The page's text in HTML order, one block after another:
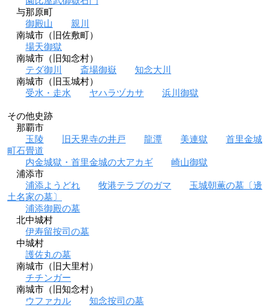
与那原町
御殿山
親川
南城市（旧佐敷町）
場天御獄
南城市（旧知念村）
テダ御川
斎場御嶽
知念大川
南城市（旧玉城村）
受水・走水
ヤハラヅカサ 浜川御獄
その他史跡
那覇市
玉陵
旧天界寺の井戸 龍潭 美連獄
首里金城
町石畳道
内金城獄・首里金城の大アカギ
崎山御獄
浦添市
浦添ようどれ
牧港テラブのガマ
玉城朝薫の墓〔邊
土名家の墓〕
浦添御殿の墓
北中城村
伊寿留按司の墓
中城村
護佐丸の墓
南城市（旧大里村）
チチンガー
南城市（旧知念村）
ウファカル
知念按司の墓